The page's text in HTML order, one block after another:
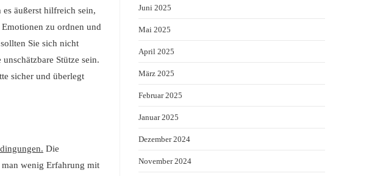
äußerst hilfreich sein,
zu ordnen und
Sie sich nicht
Stütze sein.
sicher und überlegt
Die
wenig Erfahrung mit
Juni 2025
Mai 2025
April 2025
März 2025
Februar 2025
Januar 2025
Dezember 2024
November 2024